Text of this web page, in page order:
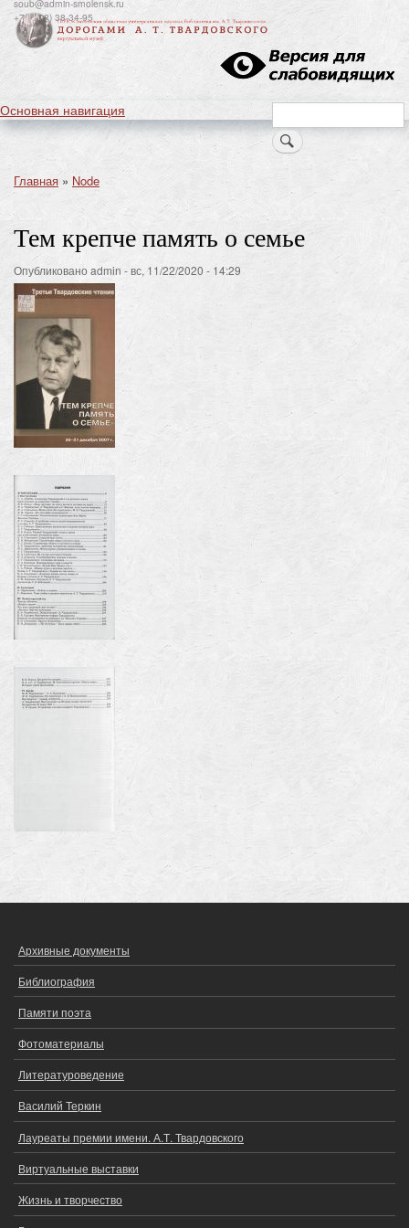
к
основному
содержанию
soub@admin-smolensk.ru
+7(4812) 38-34-95
Search
Основная навигация
Строка
Главная Node
Тем крепче память о семье
Опубликовано admin -вс, 11/22/2020 - 14:29
Image
Image
ОСНОВНОЕ
МЕНЮ
Архивные документы
Библиография
Памяти поэта
Фотоматериалы
Литературоведение
Василий Теркин
Лауреаты премии имени. А.Т. Твардовского
Виртуальные выставки
Жизнь и творчество